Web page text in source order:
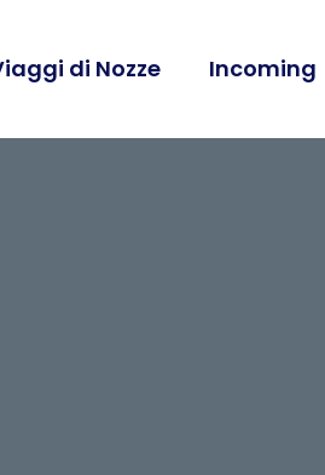
di Nozze Incoming